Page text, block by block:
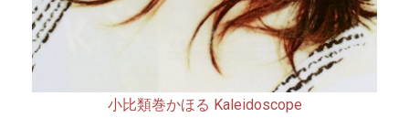
小比類巻かほる Kaleidoscope